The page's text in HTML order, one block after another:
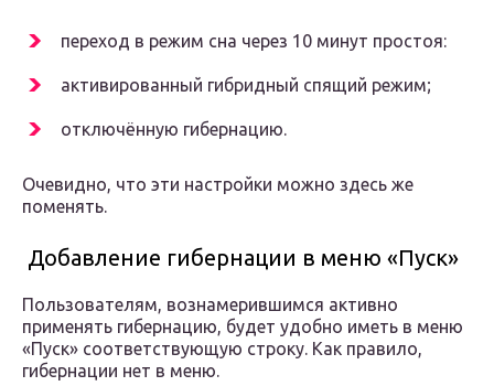
переход в режим сна через 10 минут простоя:
активированный гибридный спящий режим;
отключённую гибернацию.
Очевидно, что эти настройки можно здесь же
поменять.
Добавление гибернации в меню «Пуск»
Пользователям, вознамерившимся активно
применять гибернацию, будет удобно иметь в меню
«Пуск» соответствующую строку. Как правило,
гибернации нет в меню.